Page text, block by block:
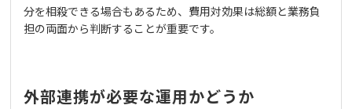
分を相殺できる場合もあるため、費用対効果は総額と業務負
担の両面から判断することが重要です。
外部連携が必要な運用かどうか